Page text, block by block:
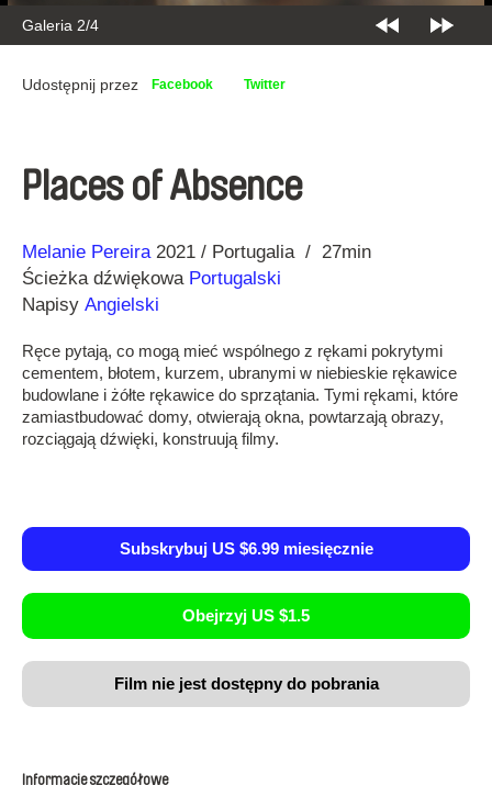
Galeria 2/4
Udostępnij przez Facebook Twitter
Places of Absence
Reżyseria
Melanie Pereira
Rok 2021 Portugalia
27min
Ścieżka dźwiękowa Portugalski
Napisy Angielski
Ręce pytają, co mogą mieć wspólnego z rękami pokrytymi
cementem, błotem, kurzem, ubranymi w niebieskie rękawice
budowlane i żółte rękawice do sprzątania. Tymi rękami, które
zamiastbudować domy, otwierają okna, powtarzają obrazy,
rozciągają dźwięki, konstruują filmy.
Subskrybuj US $6.99 miesięcznie
Obejrzyj US $1.5
Film nie jest dostępny do pobrania
Informacje szczegółowe